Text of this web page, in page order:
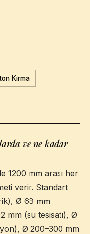
Kırma
ve ne kadar
1200 mm arası her
verir. Standart
Ø 68 mm
mm (su tesisatı), Ø
Ø 200–300 mm